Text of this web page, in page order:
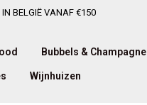
IN BELGIË VANAF €150
Bubbels & Champagne
Wijnhuizen